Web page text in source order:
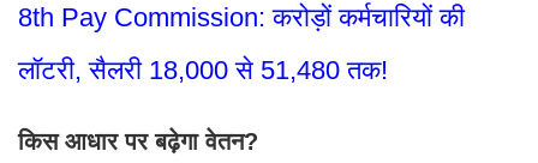
8th Pay Commission: करोड़ों कर्मचारियों की
लॉटरी, सैलरी 18,000 से 51,480 तक!
किस आधार पर बढ़ेगा वेतन?